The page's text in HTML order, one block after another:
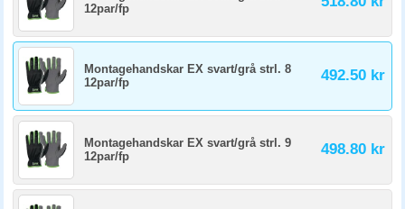
12par/fp
Montagehandskar EX svart/grå strl. 8
12par/fp
492.50 kr
Montagehandskar EX svart/grå strl. 9
12par/fp
498.80 kr